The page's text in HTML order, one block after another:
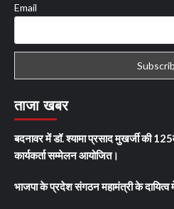
Email
ताजा खबर
बदनावर में डॉ. श्यामा प्रसाद मुखर्जी की
कार्यकर्ता सम्मेलन आयोजित।
भाजपा के प्रदेश संगठन महामंत्री के दायित्व में